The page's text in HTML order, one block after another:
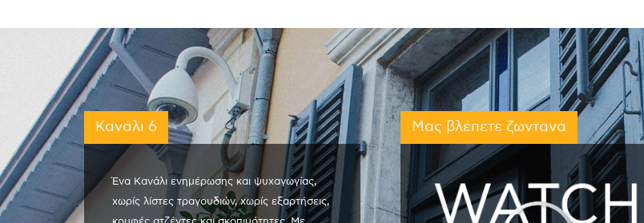
Κανάλι 6
Ένα Κανάλι ενημέρωσης και ψυχαγωγίας,
χωρίς λίστες τραγουδιών, χωρίς εξαρτήσεις,
Μας βλέπετε ζωντανά